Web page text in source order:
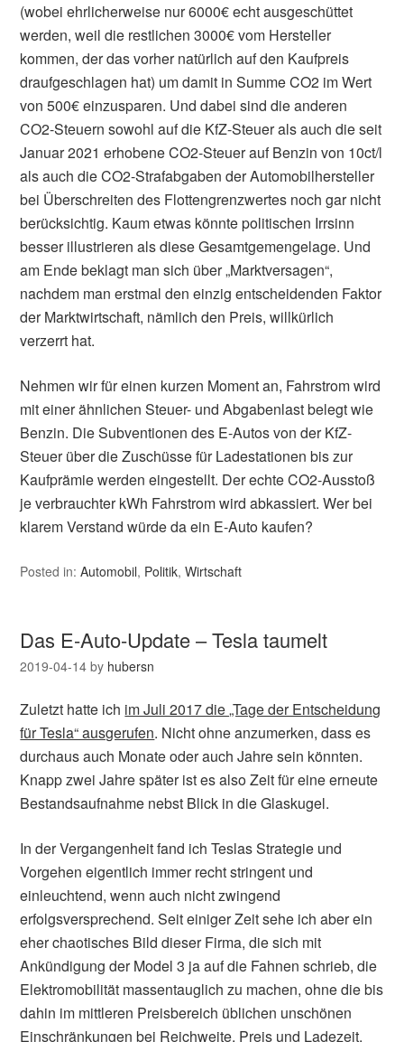
(wobei ehrlicherweise nur 6000€ echt ausgeschüttet
werden, weil die restlichen 3000€ vom Hersteller
kommen, der das vorher natürlich auf den Kaufpreis
draufgeschlagen hat) um damit in Summe CO2 im Wert
von 500€ einzusparen. Und dabei sind die anderen
CO2-Steuern sowohl auf die KfZ-Steuer als auch die seit
Januar 2021 erhobene CO2-Steuer auf Benzin von 10ct/l
als auch die CO2-Strafabgaben der Automobilhersteller
bei Überschreiten des Flottengrenzwertes noch gar nicht
berücksichtig. Kaum etwas könnte politischen Irrsinn
besser illustrieren als diese Gesamtgemengelage. Und
am Ende beklagt man sich über „Marktversagen“,
nachdem man erstmal den einzig entscheidenden Faktor
der Marktwirtschaft, nämlich den Preis, willkürlich
verzerrt hat.
Nehmen wir für einen kurzen Moment an, Fahrstrom wird
mit einer ähnlichen Steuer- und Abgabenlast belegt wie
Benzin. Die Subventionen des E-Autos von der KfZ-
Steuer über die Zuschüsse für Ladestationen bis zur
Kaufprämie werden eingestellt. Der echte CO2-Ausstoß
je verbrauchter kWh Fahrstrom wird abkassiert. Wer bei
klarem Verstand würde da ein E-Auto kaufen?
Posted in:Automobil, Politik,Wirtschaft
Das E-Auto-Update – Tesla taumelt
2019-04-14 by hubersn
Zuletzt hatte ich im Juli 2017 die „Tage der Entscheidung
für Tesla“ ausgerufen. Nicht ohne anzumerken, dass es
durchaus auch Monate oder auch Jahre sein könnten.
Knapp zwei Jahre später ist es also Zeit für eine erneute
Bestandsaufnahme nebst Blick in die Glaskugel.
In der Vergangenheit fand ich Teslas Strategie und
Vorgehen eigentlich immer recht stringent und
einleuchtend, wenn auch nicht zwingend
erfolgsversprechend. Seit einiger Zeit sehe ich aber ein
eher chaotisches Bild dieser Firma, die sich mit
Ankündigung der Model 3 ja auf die Fahnen schrieb, die
Elektromobilität massentauglich zu machen, ohne die bis
dahin im mittleren Preisbereich üblichen unschönen
Einschränkungen bei Reichweite, Preis und Ladezeit.